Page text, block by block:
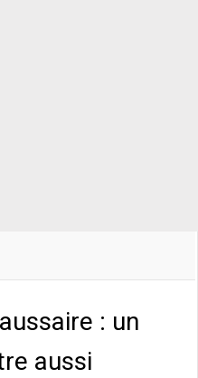
: un
aussi